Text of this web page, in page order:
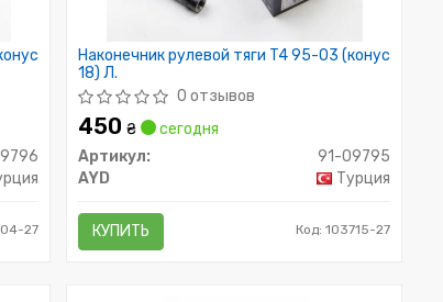
27
Наконечник рулевой тяги T4 95-03 (конус
18) Л.
0 отзывов
450₴
сегодня
Артикул:
91-09795
AYD
Турция
КУПИТЬ Код: 103715-27